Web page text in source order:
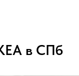
в СПб